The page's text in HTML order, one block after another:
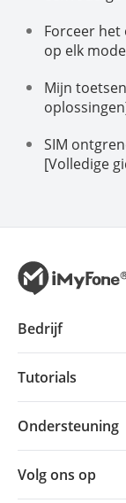
Forceer
op elk
Mijn
SIM
[Volledige
Bedrijf
Tutorials
Ondersteuning
Volg ons op